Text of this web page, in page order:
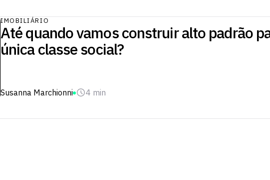
IMOBILIÁRIO
Até quando vamos construir alto padrão
única classe social?
Susanna Marchionni 4 min